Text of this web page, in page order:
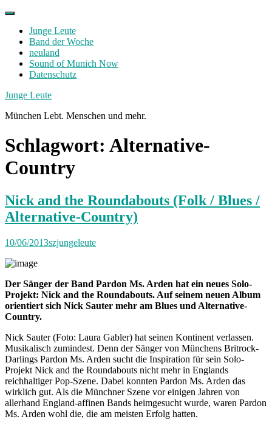
Skip
contentJunge Leute
Band der Woche
neuland
Sound of Munich Now
Datenschutz
Facebook
Twitter
Instagram
Junge Leute
München Lebt. Menschen und mehr.
Schlagwort: Alternative-
Country
Nick and the Roundabouts (Folk / Blues /
Alternative-Country)
10/06/2013szjungeleute
Der Sänger der Band Pardon Ms. Arden hat ein neues Solo-
Projekt: Nick and the Roundabouts. Auf seinem neuen Album
orientiert sich Nick Sauter mehr am Blues und Alternative-
Country.
Nick Sauter (Foto: Laura Gabler) hat seinen Kontinent verlassen.
Musikalisch zumindest. Denn der Sänger von Münchens Britrock-
Darlings Pardon Ms. Arden sucht die Inspiration für sein Solo-
Projekt Nick and the Roundabouts nicht mehr in Englands
reichhaltiger Pop-Szene. Dabei konnten Pardon Ms. Arden das
wirklich gut. Als die Münchner Szene vor einigen Jahren von
allerhand England-affinen Bands heimgesucht wurde, waren Pardon
Ms. Arden wohl die, die am meisten Erfolg hatten.